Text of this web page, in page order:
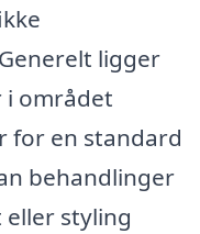
ligger
området
for en standard
behandlinger
styling